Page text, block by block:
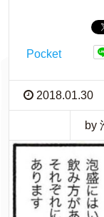
Pocket
2018.01.30
by